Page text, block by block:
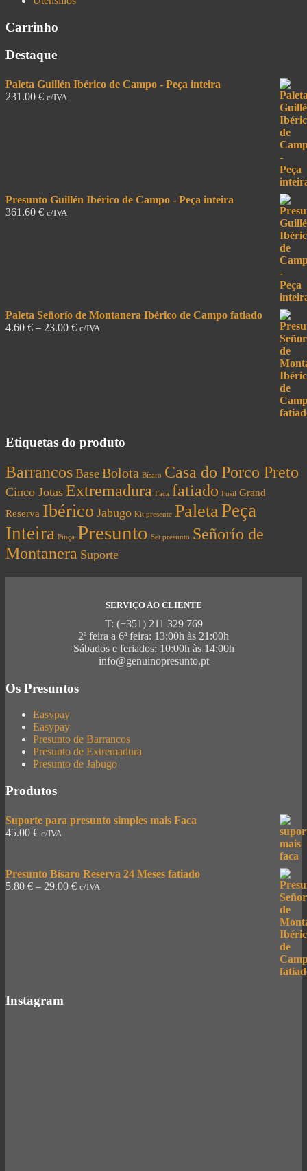
Carrinho
Destaque
Paleta Guillén Ibérico de Campo - Peça inteira
231.00 € c/IVA
Presunto Guillén Ibérico de Campo - Peça inteira
361.60 € c/IVA
Paleta Señorío de Montanera Ibérico de Campo fatiado
4.60 € – 23.00 € c/IVA
Etiquetas do produto
Barrancos Base Bolota Bísaro Casa do Porco Preto
Cinco Jotas Extremadura Faca fatiado Fusil Grand
Reserva Ibérico Jabugo Kit presente Paleta Peça
Inteira Pinça Presunto Set presunto Señorío de
Montanera Suporte
SERVIÇO AO CLIENTE
T: (+351) 211 329 769
2ª feira a 6ª feira: 13:00h às 21:00h
Sábados e feriados: 10:00h às 14:00h
info@genuinopresunto.pt
Os Presuntos
Easypay
Easypay
Presunto de Barrancos
Presunto de Extremadura
Presunto de Jabugo
Produtos
Suporte para presunto simples mais Faca
45.00 € c/IVA
Presunto Bísaro Reserva 24 Meses fatiado
5.80 € – 29.00 € c/IVA
Instagram